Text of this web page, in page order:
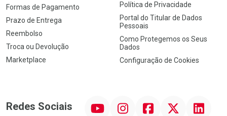
Formas de Pagamento
Prazo de Entrega
Reembolso
Troca ou Devolução
Marketplace
Política de Privacidade
Portal do Titular de Dados
Pessoais
Como Protegemos os Seus
Dados
Configuração de Cookies
Redes Sociais InstagramFacebookTwitter Linkedin